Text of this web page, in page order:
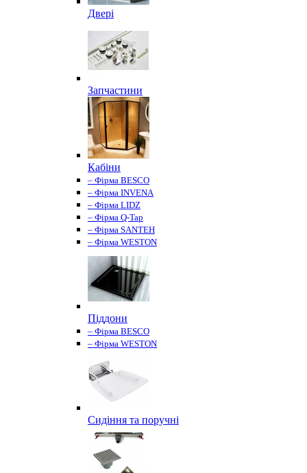
Двері
Запчастини
Кабіни
– Фірма BESCO
– Фірма INVENA
– Фірма LIDZ
– Фірма Q-Tap
– Фірма SANTEH
– Фірма WESTON
Піддони
– Фірма BESCO
– Фірма WESTON
Сидіння та поручні